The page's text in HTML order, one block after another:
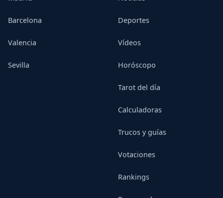
Barcelona
Valencia
Sevilla
Deportes
Vídeos
Horóscopo
Tarot del día
Calculadoras
Trucos y guías
Votaciones
Rankings